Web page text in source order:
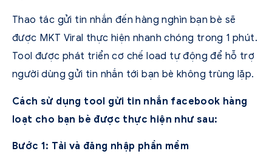
Thao tác gửi tin nhắn đến hàng nghìn bạn bè sẽ
được MKT Viral thực hiện nhanh chóng trong 1 phút.
Tool được phát triển cơ chế load tự động để hỗ trợ
người dùng gửi tin nhắn tới bạn bè không trùng lặp.
Cách sử dụng tool gửi tin nhắn facebook hàng
loạt cho bạn bè được thực hiện như sau:
Bước 1: Tải và đăng nhập phần mềm